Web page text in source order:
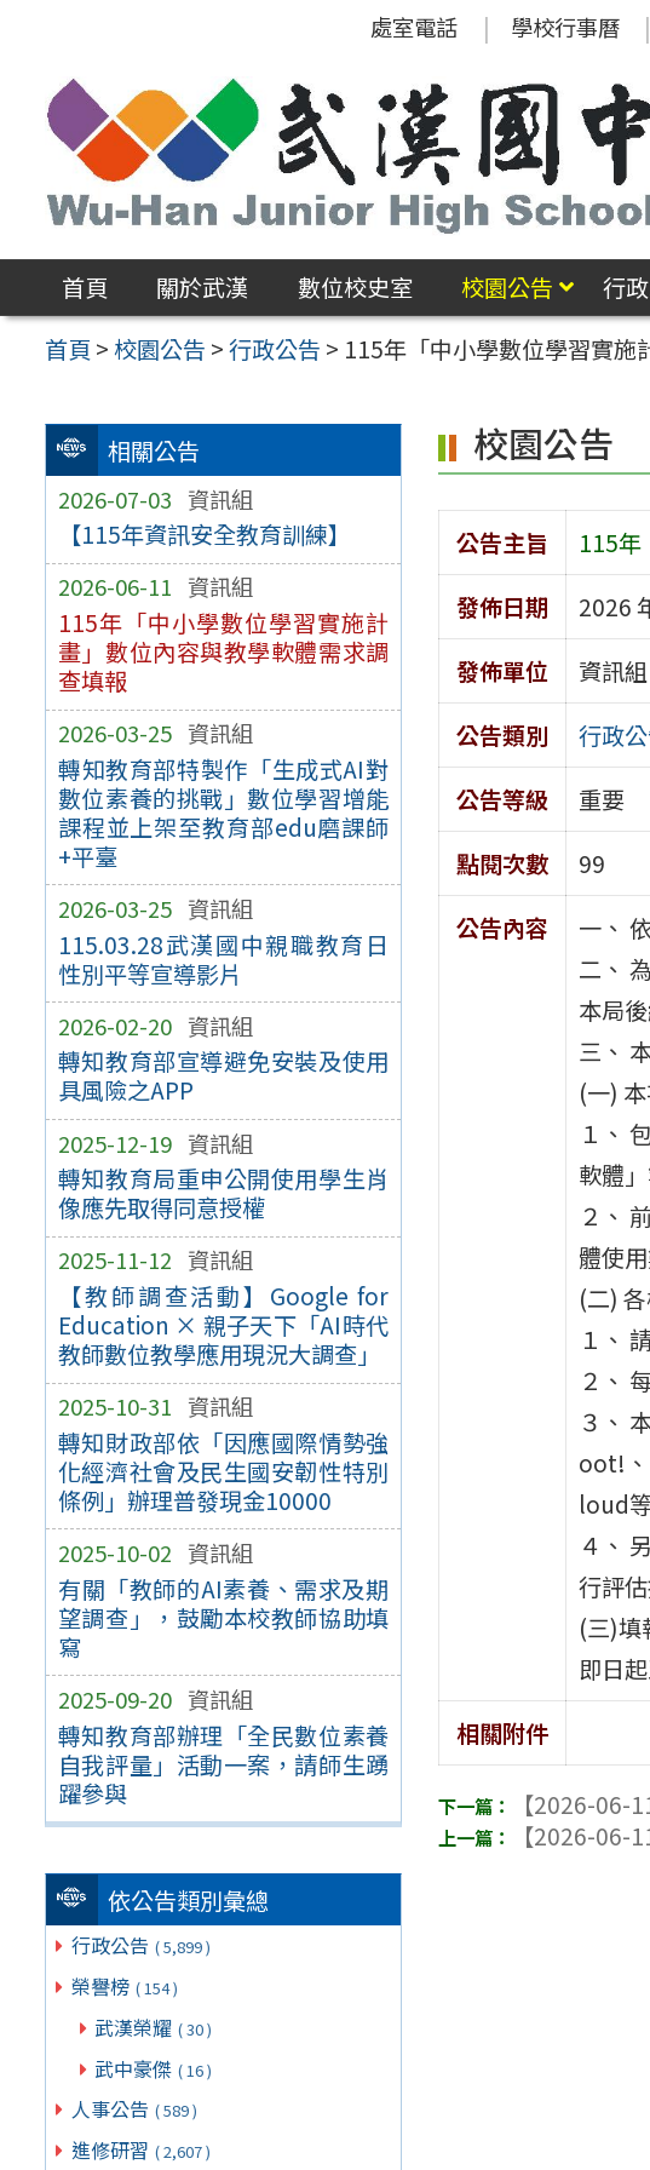
區
處室電話 學校行事曆
首頁 關於武漢 數位校史室 校園公告 行
首頁 >校園公告 >行政公告 > 115年「中小學數位學習實施
相關公告
2026-07-03 資訊組
【115年資訊安全教育訓練】
2026-06-11 資訊組
115年「中小學數位學習實施計
畫」數位內容與教學軟體需求調
查填報
2026-03-25 資訊組
轉知教育部特製作「生成式AI對
數位素養的挑戰」數位學習增能
課程並上架至教育部edu磨課師
+平臺
2026-03-25 資訊組
115.03.28武漢國中親職教育日
性別平等宣導影片
2026-02-20 資訊組
轉知教育部宣導避免安裝及使用
具風險之APP
2025-12-19 資訊組
轉知教育局重申公開使用學生肖
像應先取得同意授權
2025-11-12 資訊組
【教師調查活動】Google for
Education × 親子天下「AI時代
教師數位教學應用現況大調查」
2025-10-31 資訊組
轉知財政部依「因應國際情勢強
化經濟社會及民生國安韌性特別
條例」辦理普發現金10000
2025-10-02 資訊組
有關「教師的AI素養、需求及期
望調查」，鼓勵本校教師協助填
寫
2025-09-20 資訊組
轉知教育部辦理「全民數位素養
自我評量」活動一案，請師生踴
躍參與
依公告類別彙總
行政公告 ( 5,899 )
榮譽榜 ( 154 )
武漢榮耀 ( 30 )
武中豪傑 ( 16 )
人事公告 ( 589 )
進修研習 ( 2,607 )
校園公告
公告主旨
115年
發佈日期
2026
發佈單位
資訊組
公告類別
行政
公告等級
重要
點閱次數
99
公告內容
一、
二、
本局
三、
(一)
１、
軟體
２、
體使
(二)
１、
２、
３、
oot!、
loud
４、
行評
(三)填
即日
相關附件
【2026-06-
【2026-06-